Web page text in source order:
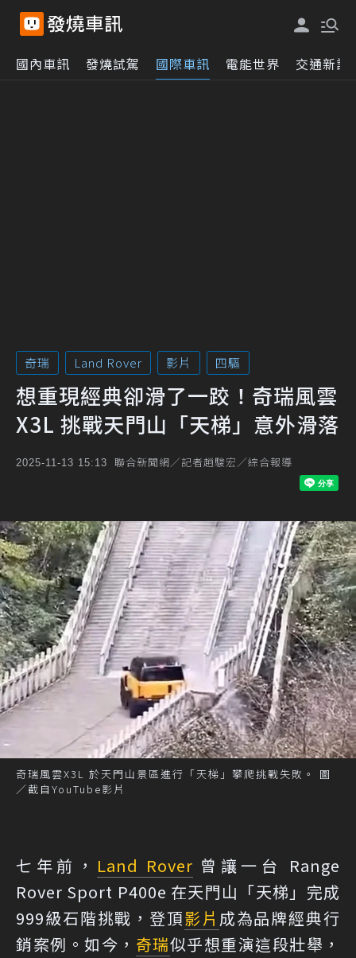
國內車訊 發燒試駕 國際車訊 電能世界 交通新訊
奇瑞 Land Rover 影片 四驅
想重現經典卻滑了一跤！奇瑞風雲
X3L 挑戰天門山「天梯」意外滑落
2025-11-13 15:13 聯合新聞網／記者趙駿宏／綜合報導
奇瑞風雲X3L 於天門山景區進行「天梯」攀爬挑戰失敗。 圖
／截自YouTube影片
七年前， Land Rover 曾讓一台 Range
Rover Sport P400e 在天門山「天梯」完成
999級石階挑戰，登頂影片 成為品牌經典行
銷案例。如今， 奇瑞似乎想重演這段壯舉，